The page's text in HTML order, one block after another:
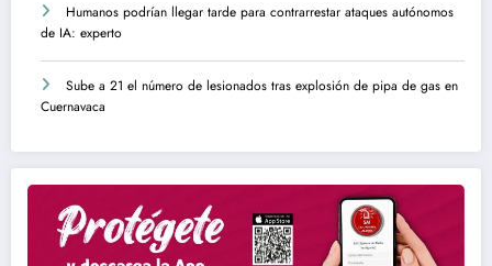
Humanos podrían llegar tarde para contrarrestar ataques autónomos
de IA: experto
Sube a 21 el número de lesionados tras explosión de pipa de gas en
Cuernavaca